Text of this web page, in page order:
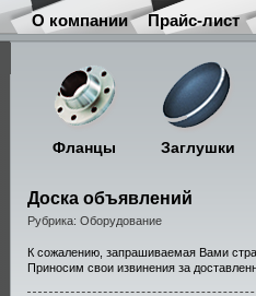
О компании Прайс-лист
Фланцы Заглушки
Доска объявлений
Рубрика: Оборудование
К сожалению, запрашиваемая Вами
Приносим свои извинения за